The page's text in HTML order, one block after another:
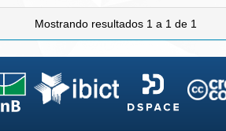
Mostrando resultados 1 a 1 de 1